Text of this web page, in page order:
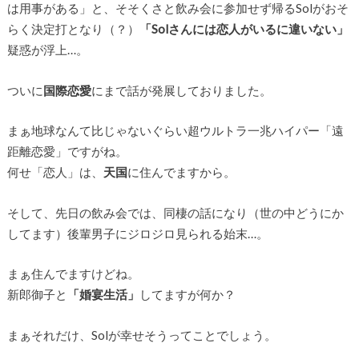
は用事がある」と、そそくさと飲み会に参加せず帰るSolがおそ
らく決定打となり（？）
「Solさんには恋人がいるに違いない」
疑惑が浮上…。
ついに国際恋愛にまで話が発展しておりました。
まぁ地球なんて比じゃないぐらい超ウルトラ一兆ハイパー「遠
距離恋愛」ですがね。
何せ「恋人」は、 天国に住んでますから。
そして、先日の飲み会では、同棲の話になり（世の中どうにか
してます）後輩男子にジロジロ見られる始末…。
まぁ住んでますけどね。
新郎御子と
「婚宴生活」 してますが何か？
まぁそれだけ、Solが幸せそうってことでしょう。